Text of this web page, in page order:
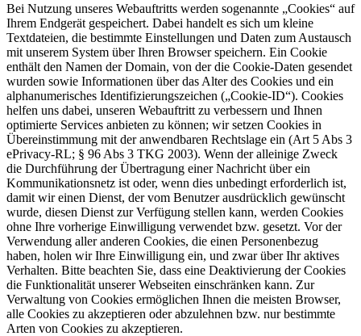
Bei Nutzung unseres Webauftritts werden sogenannte „Cookies“ auf
Ihrem Endgerät gespeichert. Dabei handelt es sich um kleine
Textdateien, die bestimmte Einstellungen und Daten zum Austausch
mit unserem System über Ihren Browser speichern. Ein Cookie
enthält den Namen der Domain, von der die Cookie-Daten gesendet
wurden sowie Informationen über das Alter des Cookies und ein
alphanumerisches Identifizierungszeichen („Cookie-ID“). Cookies
helfen uns dabei, unseren Webauftritt zu verbessern und Ihnen
optimierte Services anbieten zu können; wir setzen Cookies in
Übereinstimmung mit der anwendbaren Rechtslage ein (Art 5 Abs 3
ePrivacy-RL; § 96 Abs 3 TKG 2003). Wenn der alleinige Zweck
die Durchführung der Übertragung einer Nachricht über ein
Kommunikationsnetz ist oder, wenn dies unbedingt erforderlich ist,
damit wir einen Dienst, der vom Benutzer ausdrücklich gewünscht
wurde, diesen Dienst zur Verfügung stellen kann, werden Cookies
ohne Ihre vorherige Einwilligung verwendet bzw. gesetzt. Vor der
Verwendung aller anderen Cookies, die einen Personenbezug
haben, holen wir Ihre Einwilligung ein, und zwar über Ihr aktives
Verhalten. Bitte beachten Sie, dass eine Deaktivierung der Cookies
die Funktionalität unserer Webseiten einschränken kann. Zur
Verwaltung von Cookies ermöglichen Ihnen die meisten Browser,
alle Cookies zu akzeptieren oder abzulehnen bzw. nur bestimmte
Arten von Cookies zu akzeptieren.